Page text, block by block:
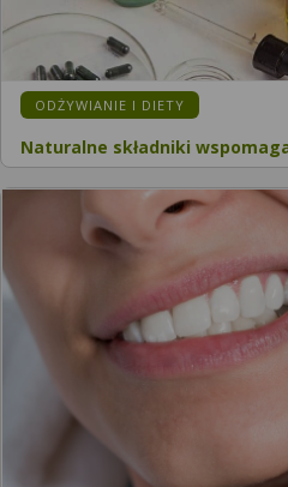
ODŻYWIANIE I DIETY
Naturalne składniki